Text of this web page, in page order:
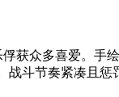
获众多喜爱。
斗节奏紧凑且